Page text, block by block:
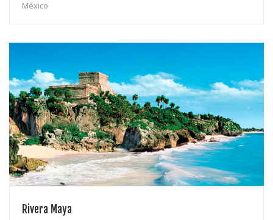
México
Rivera Maya